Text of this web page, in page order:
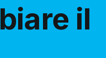
il